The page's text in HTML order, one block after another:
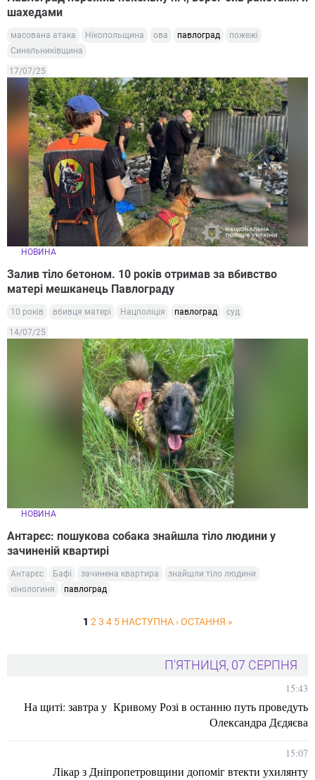
шахедами
масована атака Нікопольщина ова павлоград
пожежі
Синельниківщина
17/07/25
НОВИНА
Залив тіло бетоном. 10 років отримав за вбивство
матері мешканець Павлограду
10 років вбивця матері Нацполіція павлоград суд
14/07/25
НОВИНА
Антарєс: пошукова собака знайшла тіло людини у
зачиненій квартирі
Антарєс Бафі зачинена квартира
знайшли тіло людини
кінологиня
павлоград
1 2 3 4 5 НАСТУПНА › ОСТАННЯ »
П'ЯТНИЦЯ, 07 СЕРПНЯ
15:43
На щиті: завтра у Кривому Розі в останню путь проведуть
Олександра Дєдяєва
15:07
Лікар з Дніпропетровщини допоміг втекти ухилянту